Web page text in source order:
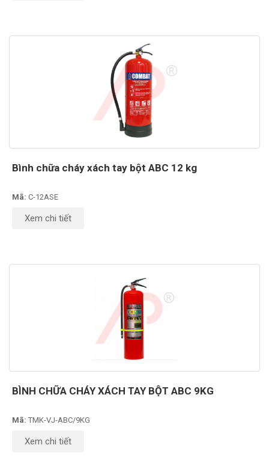
Bình chữa cháy xách tay bột ABC 12 kg
Mã: C-12ASE
Xem chi tiết
BÌNH CHỮA CHÁY XÁCH TAY BỘT ABC 9KG
Mã: TMK-VJ-ABC/9KG
Xem chi tiết